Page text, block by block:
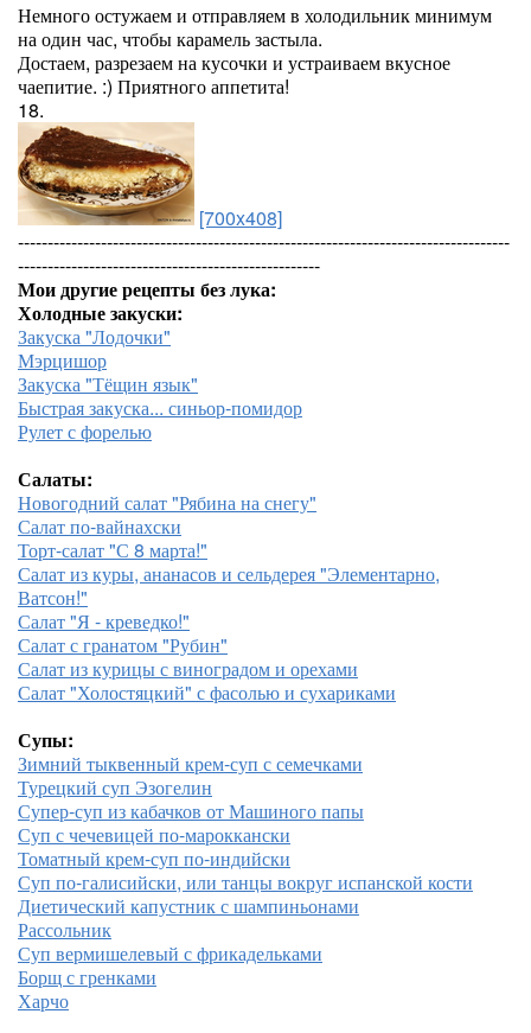
Немного остужаем и отправляем в холодильник минимум
на один час, чтобы карамель застыла.
Достаем, разрезаем на кусочки и устраиваем вкусное
чаепитие. :) Приятного аппетита!
18.
[700x408]
-----------------------------------------------------------------------------------
---------------------------------------------------
Мои другие рецепты без лука:
Холодные закуски:
Закуска "Лодочки"
Мэрцишор
Закуска "Тёщин язык"
Быстрая закуска... синьор-помидор
Рулет с форелью
Салаты:
Новогодний салат "Рябина на снегу"
Салат по-вайнахски
Торт-салат "С 8 марта!"
Салат из куры, ананасов и сельдерея "Элементарно,
Ватсон!"
Салат "Я - креведко!"
Салат с гранатом "Рубин"
Салат из курицы с виноградом и орехами
Салат "Холостяцкий" с фасолью и сухариками
Супы:
Зимний тыквенный крем-суп с семечками
Турецкий суп Эзогелин
Супер-суп из кабачков от Машиного папы
Суп с чечевицей по-мароккански
Томатный крем-суп по-индийски
Суп по-галисийски, или танцы вокруг испанской кости
Диетический капустник с шампиньонами
Рассольник
Суп вермишелевый с фрикадельками
Борщ с гренками
Харчо